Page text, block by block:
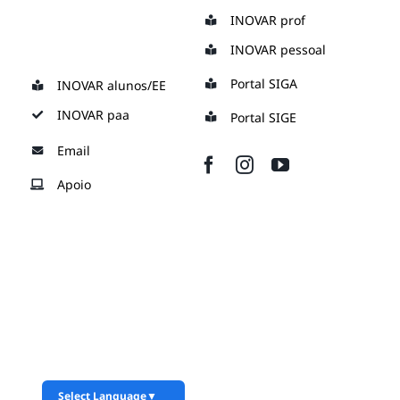
content
INOVAR prof
INOVAR pessoal
INOVAR alunos/EE
INOVAR paa
Portal SIGA
Portal SIGE
Email
Apoio
Select Language▼